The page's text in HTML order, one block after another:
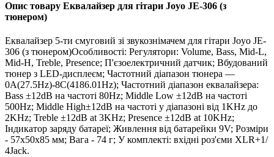
Опис товару Еквалайзер для гітари Joyo JE-306 (з
тюнером)
Еквалайзер 5-ти смуговий зі звукознімачем для гітари Joyo JE-
306 (з тюнером)Особливості: Регулятори: Volume, Bass, Mid-L,
Mid-H, Treble, Presence; П'єзоелектричний датчик; Вбудований
тюнер з LED-дисплеєм; Частотний діапазон тюнера —
0A(27.5Hz)-8C(4186.01Hz); Частотний діапазон еквалайзера:
Bass ±12dB на частоті 80Hz; Middle Low ±12dB на частоті
500Hz; Middle High±12dB на частоті у діапазоні від 1KHz до
2KHz; Treble ±12dB at 3KHz; Presence ±12dB at 10KHz;
Індикатор заряду батареї; Живлення від батарейки 9V; Розміри
- 57х50х85 мм; Вага - 74 г; У комплекті: вхідні роз'єми XLR+1/
4Jack.